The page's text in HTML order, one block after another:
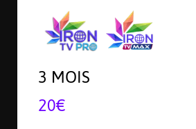
3 MOIS
20€